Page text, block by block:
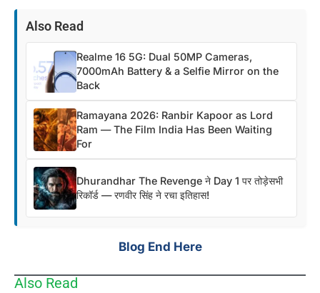
Also Read
Realme 16 5G: Dual 50MP Cameras,
7000mAh Battery & a Selfie Mirror on the
Back
Ramayana 2026: Ranbir Kapoor as Lord
Ram — The Film India Has Been Waiting
For
Dhurandhar The Revenge ने Day 1 पर तोड़ेसभी
रिकॉर्ड — रणवीर सिंह ने रचा इतिहास!
Blog End Here
Also Read